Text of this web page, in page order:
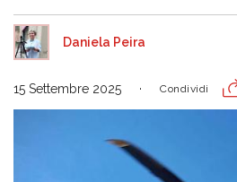
Daniela Peira
15 Settembre 2025 Condividi